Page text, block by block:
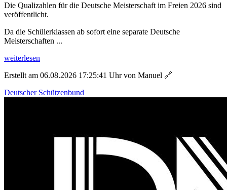
Die Qualizahlen für die Deutsche Meisterschaft im Freien 2026 sind
veröffentlicht.
Da die Schülerklassen ab sofort eine separate Deutsche
Meisterschaften ...
weiterlesen
Erstellt am 06.08.2026 17:25:41 Uhr von Manuel 🔗
Deutscher Schützenbund